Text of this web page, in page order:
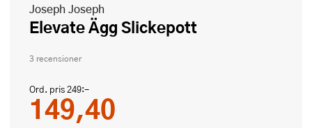
Joseph Joseph
Elevate Ägg Slickepott
3 recensioner
Ord. pris249:-
149,40